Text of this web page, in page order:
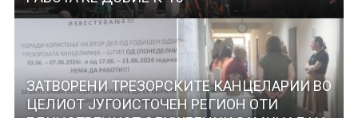
ЗАТВОРЕНИ ТРЕЗОРСКИТЕ КАНЦЕЛАРИИ ВО
ЦЕЛИОТ ЈУГОИСТОЧЕН РЕГИОН ОТИ